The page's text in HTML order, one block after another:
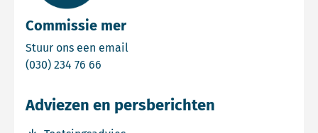
Commissie mer
Stuur ons een email
(030) 234 76 66
Adviezen en persberichten